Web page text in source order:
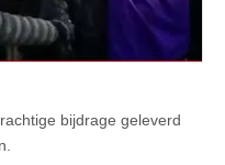
bijdrage geleverd